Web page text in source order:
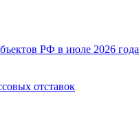
РФ в июле 2026 года
отставок